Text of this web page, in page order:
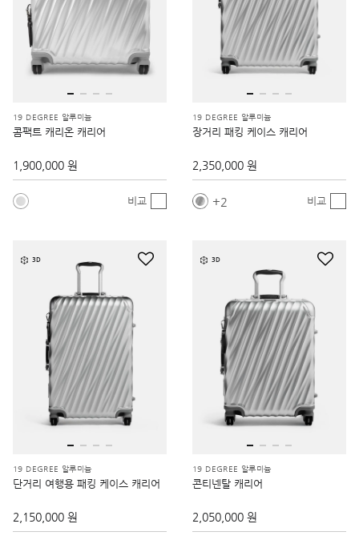
19 DEGREE 알루미늄
콤팩트 캐리온 캐리어
1,900,000 원
비교
19 DEGREE 알루미늄
장거리 패킹 케이스 캐리어
2,350,000 원
2 비교
3D
19 DEGREE 알루미늄
단거리 여행용 패킹 케이스 캐리어
2,150,000 원
3D
19 DEGREE 알루미늄
콘티넨탈 캐리어
2,050,000 원